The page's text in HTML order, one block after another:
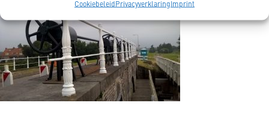
Cookiebeleid Privacyverklaring Imprint